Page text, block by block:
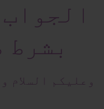
بشرط
وعلیکم السلام